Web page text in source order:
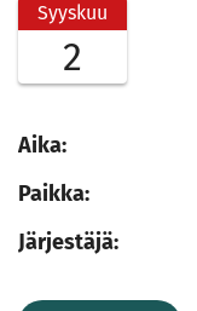
Syyskuu
2
Aika:
Paikka:
Järjestäjä: